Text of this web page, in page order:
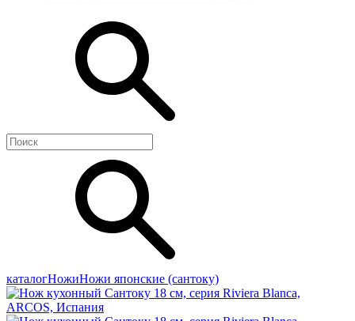
каталогНожиНожи японские (сантоку)